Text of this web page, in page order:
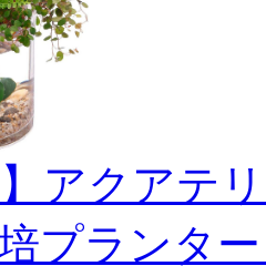
】アクアテ
プランタ